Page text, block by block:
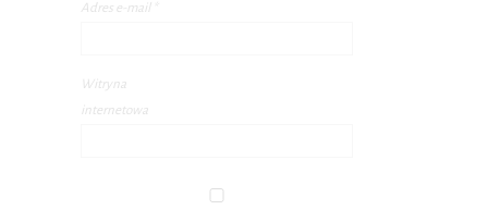
Adres e-mail
Witryna
internetowa